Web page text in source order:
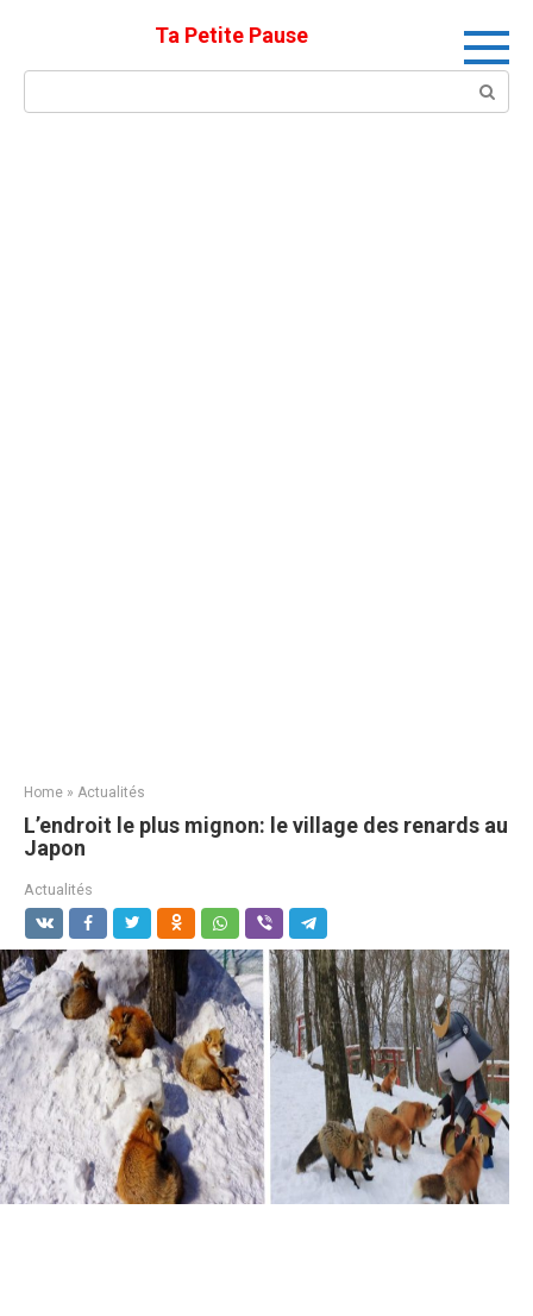
Ta Petite Pause
Search:
Home » Actualités
L’endroit le plus mignon: le village des renards au
Japon
Actualités